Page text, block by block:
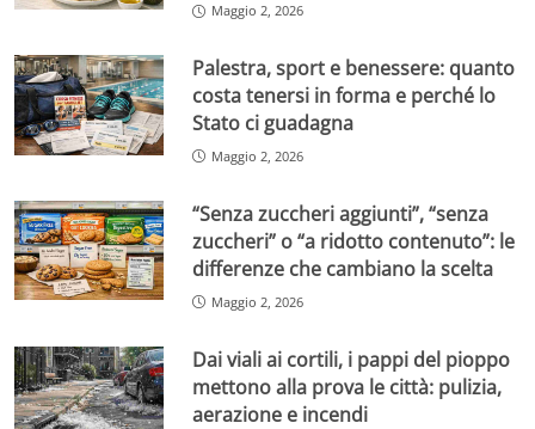
Maggio 2, 2026
Palestra, sport e benessere: quanto
costa tenersi in forma e perché lo
Stato ci guadagna
Maggio 2, 2026
“Senza zuccheri aggiunti”, “senza
zuccheri” o “a ridotto contenuto”: le
differenze che cambiano la scelta
Maggio 2, 2026
Dai viali ai cortili, i pappi del pioppo
mettono alla prova le città: pulizia,
aerazione e incendi